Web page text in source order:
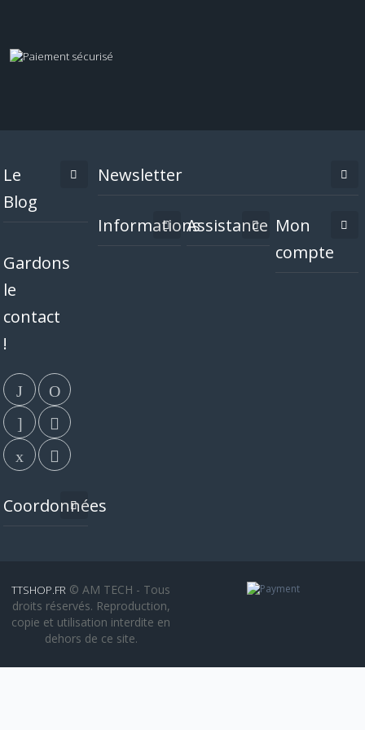
Le
Blog
Gardons
le
contact
!
Coordonnées
Newsletter
InformationsAssistance Mon
compte
TTSHOP.FR © AM TECH - Tous
droits réservés. Reproduction,
copie et utilisation interdite en
dehors de ce site.